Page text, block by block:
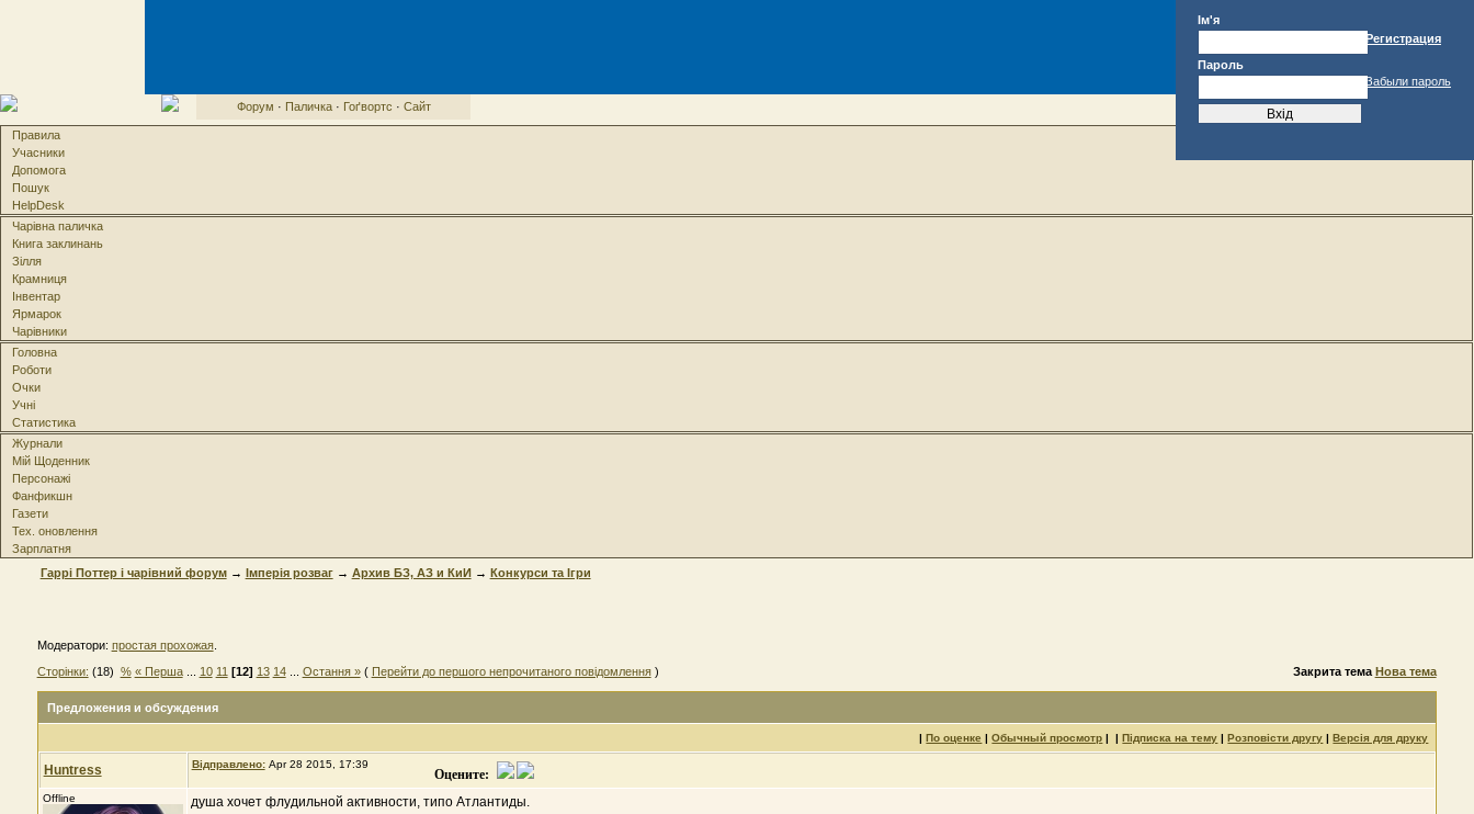
Ім'я
Пароль
Регистрация
Забыли пароль
Форум · Паличка· Гоґвортс · Сайт
Правила
Учасники
Допомога
Пошук
HelpDesk
Чарівна паличка
Книга заклинань
Зілля
Крамниця
Інвентар
Ярмарок
Чарівники
Головна
Роботи
Очки
Учні
Статистика
Журнали
Мій Щоденник
Персонажі
Фанфикшн
Газети
Тех. оновлення
Зарплатня
Гаррі Поттер і чарівний форум→ Імперія розваг→ Архив БЗ, АЗ и КиИ→ Конкурси та Iгри
Модератори: простая прохожая.
Сторінки: (18) % « Перша... 10 11 [12] 13 14... Остання »( Перейти до першого непрочитаного повідомлення) Закрита тема Нова тема
Предложения и обсуждения
|По оценке |Обычный просмотр | |Підписка на тему |Розповісти другу |Версія для друку
Huntress Відправлено: Apr 28 2015, 17:39
Оцените:
Offline
душа хочет флудильной активности, типо Атлантиды.